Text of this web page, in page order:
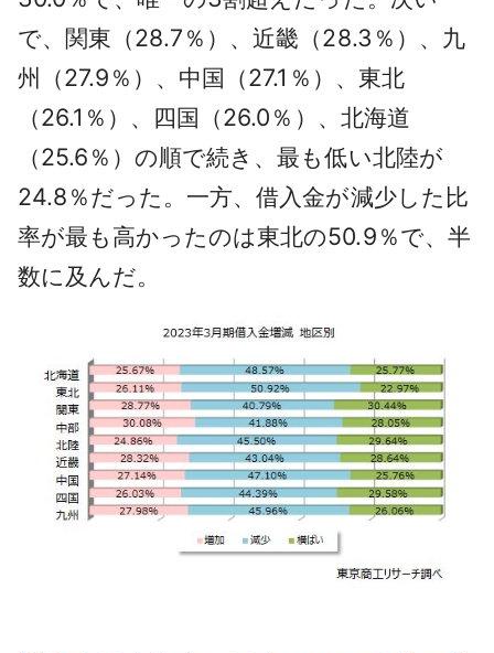
で、関東（28.7％）、近畿（28.3％）、九
州（27.9％）、中国（27.1％）、東北
（26.1％）、四国（26.0％）、北海道
（25.6％）の順で続き、最も低い北陸が
24.8％だった。一方、借入金が減少した比
率が最も高かったのは東北の50.9％で、半
数に及んだ。